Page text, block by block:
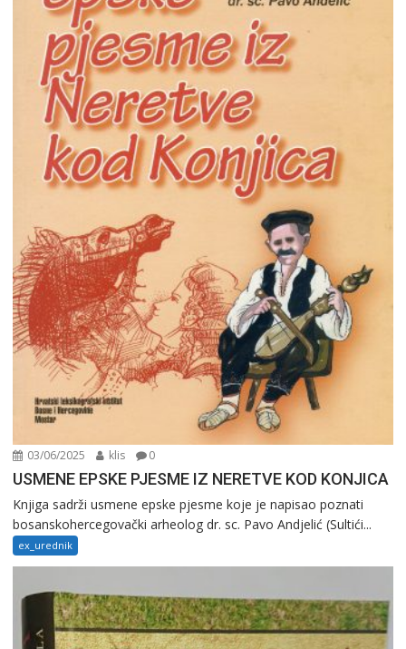
03/06/2025 klis 0
USMENE EPSKE PJESME IZ NERETVE KOD KONJICA
Knjiga sadrži usmene epske pjesme koje je napisao poznati
bosanskohercegovački arheolog dr. sc. Pavo Andjelić (Sultići...
ex_urednik